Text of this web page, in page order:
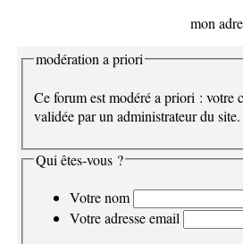
mon
modération a priori
Ce forum est modéré a priori : votre
validée par un administrateur du site.
Qui êtes-vous ?
Votre nom
Votre adresse email